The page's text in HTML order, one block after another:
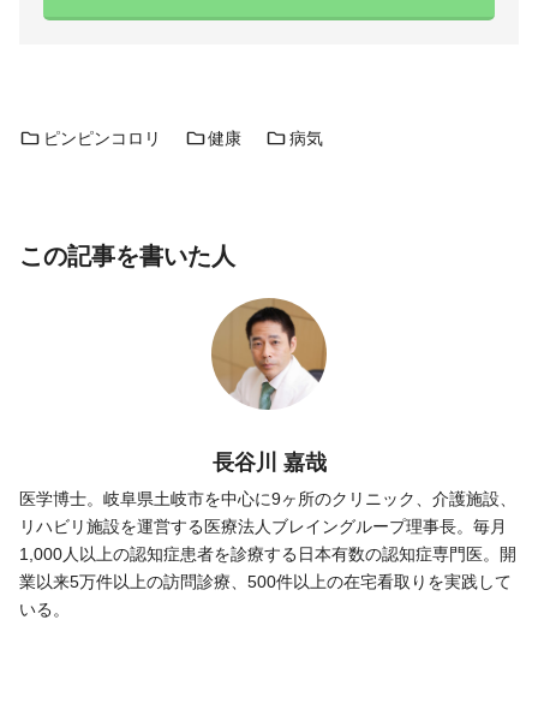
ピンピンコロリ 健康 病気
この記事を書いた人
長谷川 嘉哉
医学博士。岐阜県土岐市を中心に9ヶ所のクリニック、介護施設、
リハビリ施設を運営する医療法人ブレイングループ理事長。毎月
1,000人以上の認知症患者を診療する日本有数の認知症専門医。開
業以来5万件以上の訪問診療、500件以上の在宅看取りを実践して
いる。